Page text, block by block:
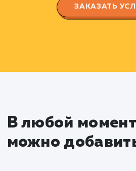
магазина
Регистрируем
возврата товаров
Оптимизация